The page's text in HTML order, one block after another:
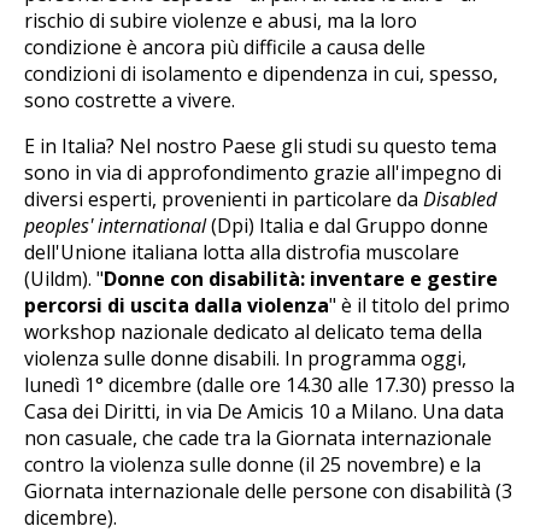
rischio di subire violenze e abusi, ma la loro
condizione è ancora più difficile a causa delle
condizioni di isolamento e dipendenza in cui, spesso,
sono costrette a vivere.
E in Italia? Nel nostro Paese gli studi su questo tema
sono in via di approfondimento grazie all'impegno di
diversi esperti, provenienti in particolare da Disabled
peoples' international(Dpi) Italia e dal Gruppo donne
dell'Unione italiana lotta alla distrofia muscolare
(Uildm). "Donne con disabilità: inventare e gestire
percorsi di uscita dalla violenza" è il titolo del primo
workshop nazionale dedicato al delicato tema della
violenza sulle donne disabili. In programma oggi,
lunedì 1° dicembre (dalle ore 14.30 alle 17.30) presso la
Casa dei Diritti, in via De Amicis 10 a Milano. Una data
non casuale, che cade tra la Giornata internazionale
contro la violenza sulle donne (il 25 novembre) e la
Giornata internazionale delle persone con disabilità (3
dicembre).